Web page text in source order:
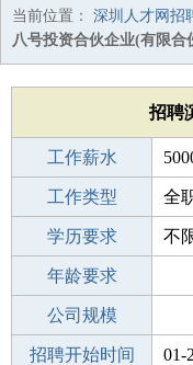
当前位置： 深圳人才网招
八号投资合伙企业(有限合
招聘
工作薪水
招聘人数 20
工作类型 全
性别要求 -
学历要求 不
工作经验
年龄要求
工作地点
公司规模
公司电话
招聘开始时间 01-